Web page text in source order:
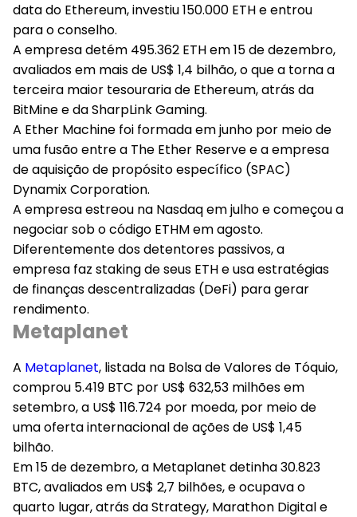
data do Ethereum, investiu 150.000 ETH e entrou
para o conselho.
A empresa detém 495.362 ETH em 15 de dezembro,
avaliados em mais de US$ 1,4 bilhão, o que a torna a
terceira maior tesouraria de Ethereum, atrás da
BitMine e da SharpLink Gaming.
A Ether Machine foi formada em junho por meio de
uma fusão entre a The Ether Reserve e a empresa
de aquisição de propósito específico (SPAC)
Dynamix Corporation.
A empresa estreou na Nasdaq em julho e começou a
negociar sob o código ETHM em agosto.
Diferentemente dos detentores passivos, a
empresa faz staking de seus ETH e usa estratégias
de finanças descentralizadas (DeFi) para gerar
rendimento.
Metaplanet
A Metaplanet, listada na Bolsa de Valores de Tóquio,
comprou 5.419 BTC por US$ 632,53 milhões em
setembro, a US$ 116.724 por moeda, por meio de
uma oferta internacional de ações de US$ 1,45
bilhão.
Em 15 de dezembro, a Metaplanet detinha 30.823
BTC, avaliados em US$ 2,7 bilhões, e ocupava o
quarto lugar, atrás da Strategy, Marathon Digital e